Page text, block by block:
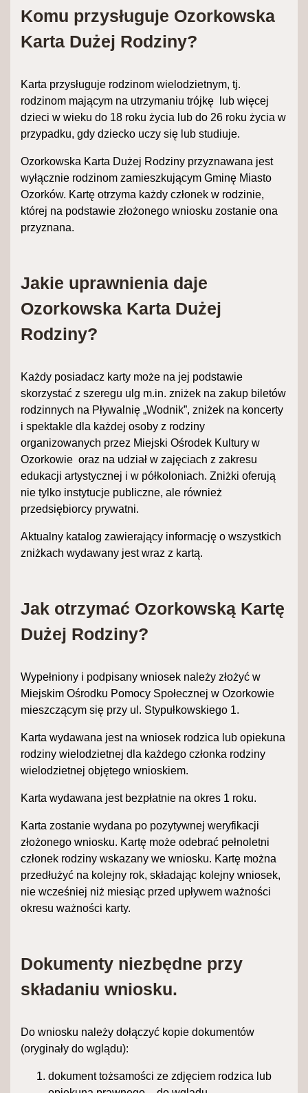
Komu przysługuje Ozorkowska
Karta Dużej Rodziny?
Karta przysługuje rodzinom wielodzietnym, tj.
rodzinom mającym na utrzymaniu trójkę lub więcej
dzieci w wieku do 18 roku życia lub do 26 roku życia w
przypadku, gdy dziecko uczy się lub studiuje.
Ozorkowska Karta Dużej Rodziny przyznawana jest
wyłącznie rodzinom zamieszkującym Gminę Miasto
Ozorków. Kartę otrzyma każdy członek w rodzinie,
której na podstawie złożonego wniosku zostanie ona
przyznana.
Jakie uprawnienia daje
Ozorkowska Karta Dużej
Rodziny?
Każdy posiadacz karty może na jej podstawie
skorzystać z szeregu ulg m.in. zniżek na zakup biletów
rodzinnych na Pływalnię „Wodnik”, zniżek na koncerty
i spektakle dla każdej osoby z rodziny
organizowanych przez Miejski Ośrodek Kultury w
Ozorkowie oraz na udział w zajęciach z zakresu
edukacji artystycznej i w półkoloniach. Zniżki oferują
nie tylko instytucje publiczne, ale również
przedsiębiorcy prywatni.
Aktualny katalog zawierający informację o wszystkich
zniżkach wydawany jest wraz z kartą.
Jak otrzymać Ozorkowską Kartę
Dużej Rodziny?
Wypełniony i podpisany wniosek należy złożyć w
Miejskim Ośrodku Pomocy Społecznej w Ozorkowie
mieszczącym się przy ul. Stypułkowskiego 1.
Karta wydawana jest na wniosek rodzica lub opiekuna
rodziny wielodzietnej dla każdego członka rodziny
wielodzietnej objętego wnioskiem.
Karta wydawana jest bezpłatnie na okres 1 roku.
Karta zostanie wydana po pozytywnej weryfikacji
złożonego wniosku. Kartę może odebrać pełnoletni
członek rodziny wskazany we wniosku. Kartę można
przedłużyć na kolejny rok, składając kolejny wniosek,
nie wcześniej niż miesiąc przed upływem ważności
okresu ważności karty.
Dokumenty niezbędne przy
składaniu wniosku.
Do wniosku należy dołączyć kopie dokumentów
(oryginały do wglądu):
dokument tożsamości ze zdjęciem rodzica lub